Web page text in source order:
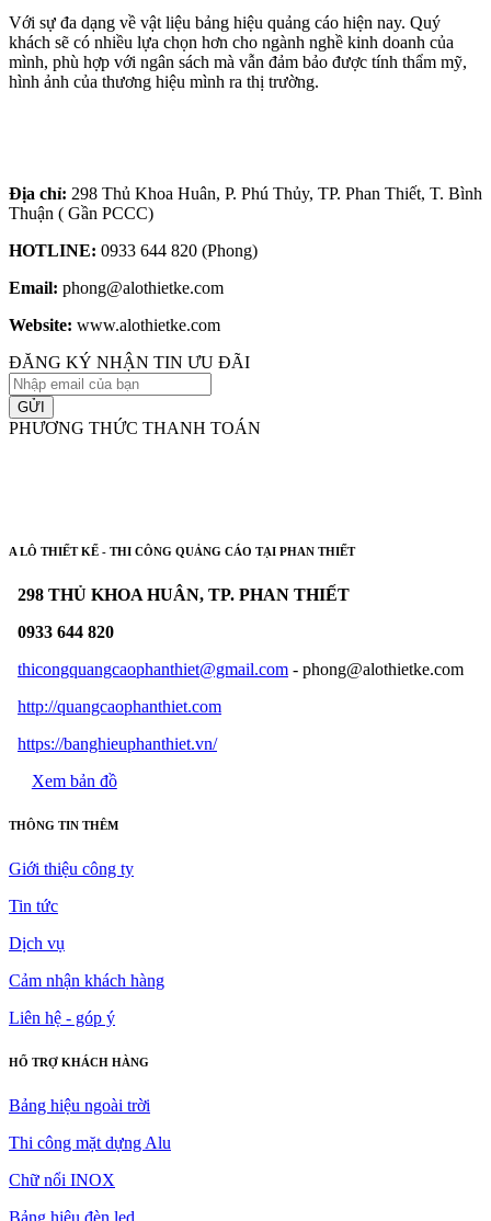
Với sự đa dạng về vật liệu bảng hiệu quảng cáo hiện nay. Quý
khách sẽ có nhiều lựa chọn hơn cho ngành nghề kinh doanh của
mình, phù hợp với ngân sách mà vẫn đảm bảo được tính thẩm mỹ,
hình ảnh của thương hiệu mình ra thị trường.
Địa chỉ: 298 Thủ Khoa Huân, P. Phú Thủy, TP. Phan Thiết, T. Bình
Thuận ( Gần PCCC)
HOTLINE: 0933 644 820 (Phong)
Email: phong@alothietke.com
Website: www.alothietke.com
ĐĂNG KÝ NHẬN TIN ƯU ĐÃI
GỬI
PHƯƠNG THỨC THANH TOÁN
A LÔ THIẾT KẾ - THI CÔNG QUẢNG CÁO TẠI PHAN THIẾT
298 THỦ KHOA HUÂN, TP. PHAN THIẾT
0933 644 820
thicongquangcaophanthiet@gmail.com - phong@alothietke.com
http://quangcaophanthiet.com
https://banghieuphanthiet.vn/
Xem bản đồ
THÔNG TIN THÊM
Giới thiệu công ty
Tin tức
Dịch vụ
Cảm nhận khách hàng
Liên hệ - góp ý
HỔ TRỢ KHÁCH HÀNG
Bảng hiệu ngoài trời
Thi công mặt dựng Alu
Chữ nổi INOX
Bảng hiệu đèn led